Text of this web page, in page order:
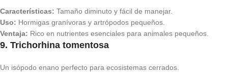
Características: Tamaño diminuto y fácil de manejar.
Uso: Hormigas granívoras y artrópodos pequeños.
Ventaja: Rico en nutrientes esenciales para animales pequeños.
9. Trichorhina tomentosa
Un isópodo enano perfecto para ecosistemas cerrados.